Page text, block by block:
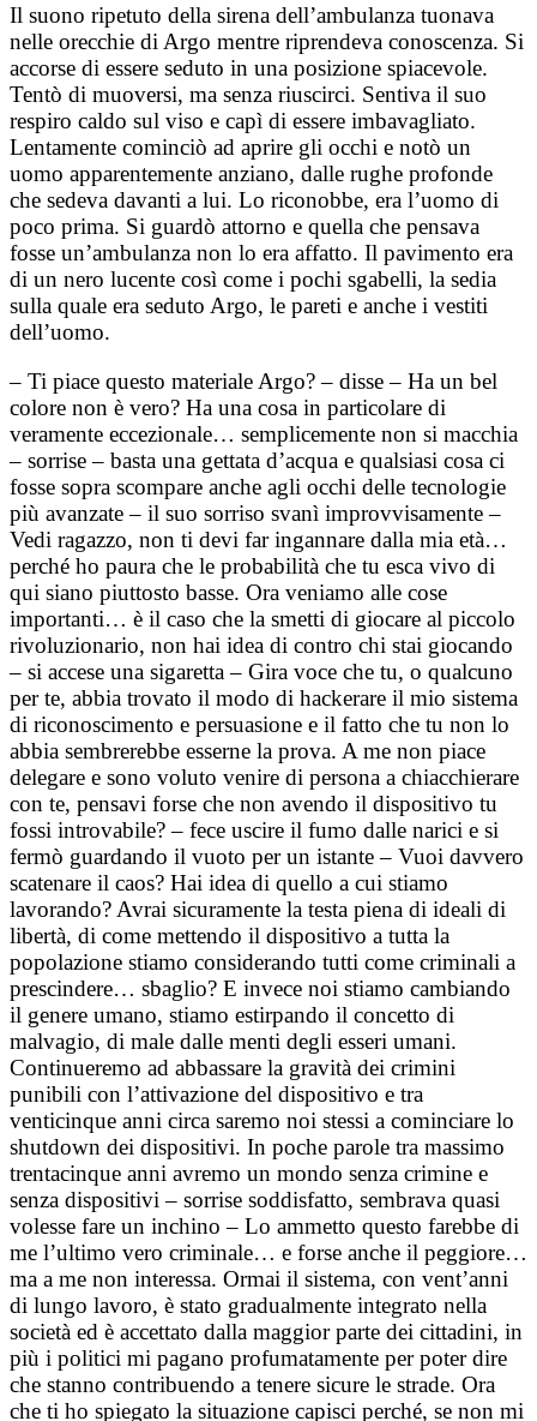
Il suono ripetuto della sirena dell’ambulanza tuonava
nelle orecchie di Argo mentre riprendeva conoscenza. Si
accorse di essere seduto in una posizione spiacevole.
Tentò di muoversi, ma senza riuscirci. Sentiva il suo
respiro caldo sul viso e capì di essere imbavagliato.
Lentamente cominciò ad aprire gli occhi e notò un
uomo apparentemente anziano, dalle rughe profonde
che sedeva davanti a lui. Lo riconobbe, era l’uomo di
poco prima. Si guardò attorno e quella che pensava
fosse un’ambulanza non lo era affatto. Il pavimento era
di un nero lucente così come i pochi sgabelli, la sedia
sulla quale era seduto Argo, le pareti e anche i vestiti
dell’uomo.
– Ti piace questo materiale Argo? – disse – Ha un bel
colore non è vero? Ha una cosa in particolare di
veramente eccezionale… semplicemente non si macchia
– sorrise – basta una gettata d’acqua e qualsiasi cosa ci
fosse sopra scompare anche agli occhi delle tecnologie
più avanzate – il suo sorriso svanì improvvisamente –
Vedi ragazzo, non ti devi far ingannare dalla mia età…
perché ho paura che le probabilità che tu esca vivo di
qui siano piuttosto basse. Ora veniamo alle cose
importanti… è il caso che la smetti di giocare al piccolo
rivoluzionario, non hai idea di contro chi stai giocando
– si accese una sigaretta – Gira voce che tu, o qualcuno
per te, abbia trovato il modo di hackerare il mio sistema
di riconoscimento e persuasione e il fatto che tu non lo
abbia sembrerebbe esserne la prova. A me non piace
delegare e sono voluto venire di persona a chiacchierare
con te, pensavi forse che non avendo il dispositivo tu
fossi introvabile? – fece uscire il fumo dalle narici e si
fermò guardando il vuoto per un istante – Vuoi davvero
scatenare il caos? Hai idea di quello a cui stiamo
lavorando? Avrai sicuramente la testa piena di ideali di
libertà, di come mettendo il dispositivo a tutta la
popolazione stiamo considerando tutti come criminali a
prescindere… sbaglio? E invece noi stiamo cambiando
il genere umano, stiamo estirpando il concetto di
malvagio, di male dalle menti degli esseri umani.
Continueremo ad abbassare la gravità dei crimini
punibili con l’attivazione del dispositivo e tra
venticinque anni circa saremo noi stessi a cominciare lo
shutdown dei dispositivi. In poche parole tra massimo
trentacinque anni avremo un mondo senza crimine e
senza dispositivi – sorrise soddisfatto, sembrava quasi
volesse fare un inchino – Lo ammetto questo farebbe di
me l’ultimo vero criminale… e forse anche il peggiore…
ma a me non interessa. Ormai il sistema, con vent’anni
di lungo lavoro, è stato gradualmente integrato nella
società ed è accettato dalla maggior parte dei cittadini, in
più i politici mi pagano profumatamente per poter dire
che stanno contribuendo a tenere sicure le strade. Ora
che ti ho spiegato la situazione capisci perché, se non mi